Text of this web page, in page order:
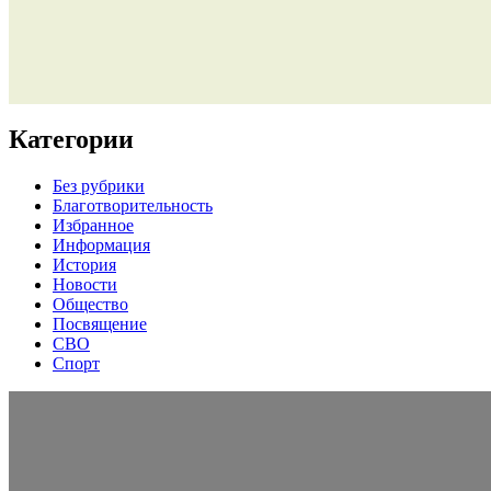
Категории
Без рубрики
Благотворительность
Избранное
Информация
История
Новости
Общество
Посвящение
СВО
Спорт